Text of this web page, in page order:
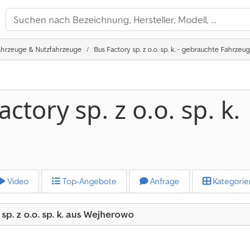
& Nutzfahrzeuge Bus Factory sp. z o.o. sp. k. - gebrauchte
sp. z o.o. sp. k.
Video Top-Angebote Anfrage
z o.o. sp. k. aus Wejherowo